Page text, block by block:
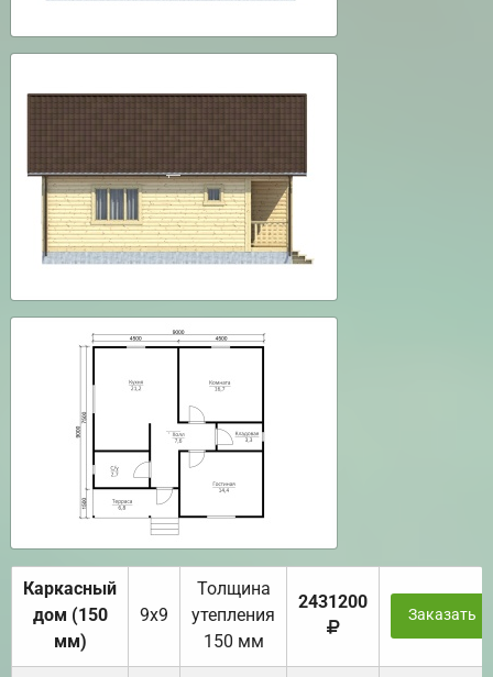
Каркасный
дом (150
мм)
9х9
Толщина
утепления
150 мм
2431200
Заказать